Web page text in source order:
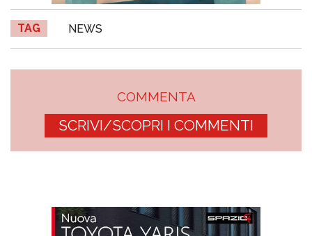
TAG NEWS
COMMENTA
SCRIVI/SCOPRI I COMMENTI